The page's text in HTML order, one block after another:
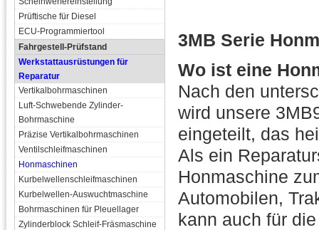
Prüftische für Diesel
ECU-Programmiertool
Fahrgestell-Prüfstand
Werkstattausrüstungen für
Reparatur
Vertikalbohrmaschinen
Luft-Schwebende Zylinder-
Bohrmaschine
Präzise Vertikalbohrmaschinen
Ventilschleifmaschinen
Honmaschinen
Kurbelwellenschleifmaschinen
Kurbelwellen-Auswuchtmaschine
Bohrmaschinen für Pleuellager
Zylinderblock Schleif-Fräsmaschine
3MB Serie
Wo ist eine
Nach den
wird unsere
eingeteilt, das
Als ein
Honmaschine
Automobilen,
kann auch für